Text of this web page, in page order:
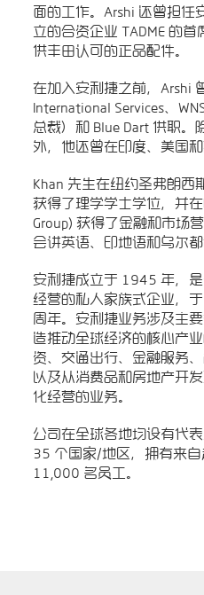
面的工作。Arshi 还曾担任
立的合资企业 TADME 的首
供丰田认可的正品配件。
在加入安利捷之前，Arshi
International Services、
总裁）和 Blue Dart 供职。
外，他还曾在印度、美国和
Khan 先生在纽约圣弗朗西
获得了理学学士学位，并
Group) 获得了金融和市场
会讲英语、印地语和乌尔都
安利捷成立于 1945 年，
经营的私人家族式企业，
周年。安利捷业务涉及主
造推动全球经济的核心产
资、交通出行、金融服务
以及从消费品和房地产开
化经营的业务。
公司在全球各地均设有代
35 个国家/地区，拥有来
11,000 名员工。